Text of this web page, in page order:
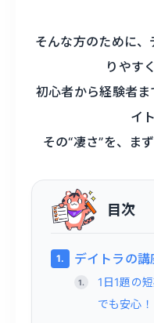
そんな方のために
りやす
初心者から経験者
イ
その“凄さ”を、ま
目次
デイトラの講
1日1題の
でも安心！